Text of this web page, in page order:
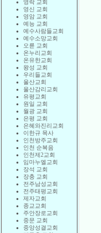
영락 교회
영신 교회
영암 교회
예능 교회
예수사람들교회
예수소망교회
오륜 교회
온누리교회
온유한교회
왕성 교회
우리들교회
울산교회
울산감리교회
유평교회
원일 교회
월광 교회
은평 교회
은혜와진리교회
이한규 목사
인천방주교회
인천 순복음
인천제2교회
임마누엘교회
장석 교회
장충 교회
전주남성교회
전주태평교회
제자교회
종교교회
주안장로교회
중문 교회
중앙성결교회